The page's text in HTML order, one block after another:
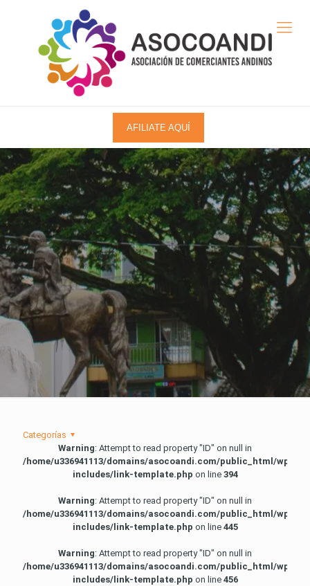
AFILIATE AQUÍ
Categorías
Warning: Attempt to read property "ID" on null in
/home/u336941113/domains/asocoandi.com/public_html/wp-
includes/link-template.php on line 394
Warning: Attempt to read property "ID" on null in
/home/u336941113/domains/asocoandi.com/public_html/wp-
includes/link-template.php on line 445
Warning: Attempt to read property "ID" on null in
/home/u336941113/domains/asocoandi.com/public_html/wp-
includes/link-template.php on line 456